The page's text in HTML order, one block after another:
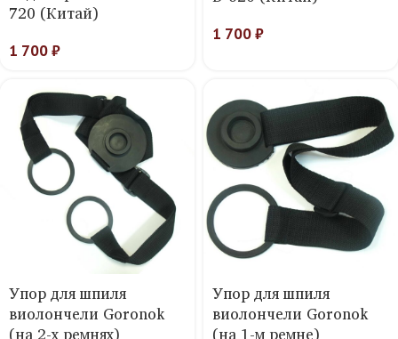
720 (Китай)
1 700₽
1 700₽
Упор для шпиля
виолончели Goronok
(на 2-х ремнях)
Упор для шпиля
виолончели Goronok
(на 1-м ремне)